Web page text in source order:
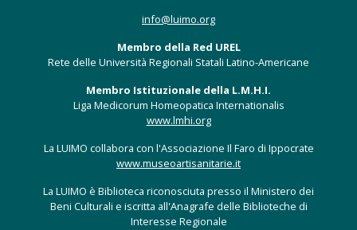
info@luimo.org
Membro della Red UREL
Rete delle Università Regionali Statali Latino-Americane
Membro Istituzionale della L.M.H.I.
Liga Medicorum Homeopatica Internationalis
www.lmhi.org
La LUIMO collabora con l'Associazione Il Faro di Ippocrate
www.museoartisanitarie.it
La LUIMO è Biblioteca riconosciuta presso il Ministero dei
Beni Culturali e iscritta all'Anagrafe delle Biblioteche di
Interesse Regionale